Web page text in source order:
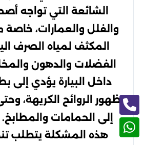
الشائعة التي تواجه
والفلل والعمارات، خاصة
المكثف لمياه الصرف
الفضلات والدهون
داخل البيارة يؤدي إلى
ظهور الروائح الكريهة،
إلى الحمامات
هذه المشكلة يتطلب